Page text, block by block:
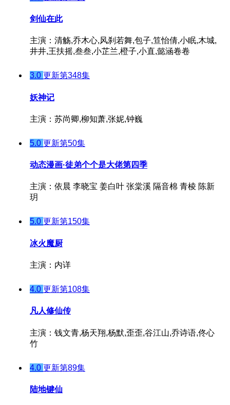
剑仙在此
主演：清觞,乔木心,风刹若舞,包子,笪怡倩,小眠,木城,
井井,王扶摇,叁叁,小芷兰,橙子,小直,懿涵卷卷
3.0 更新第348集
妖神记
主演：苏尚卿,柳知萧,张妮,钟巍
5.0 更新第50集
动态漫画·徒弟个个是大佬第四季
主演：依晨 李晓宝 姜白叶 张棠溪 隔音棉 青棱 陈新
玥
5.0 更新第150集
冰火魔厨
主演：内详
4.0 更新第108集
凡人修仙传
主演：钱文青,杨天翔,杨默,歪歪,谷江山,乔诗语,佟心
竹
4.0 更新第89集
陆地键仙